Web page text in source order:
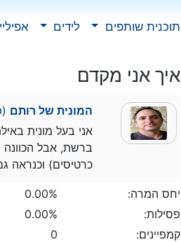
תוכנית שותפים לידים
איך אני מקדם
המונית של רותם
אני בעל מונית
כרטיסים) וכנראה
יחס המרה:
0.00%
פסילות:
0.00%
קמפיינים:
0